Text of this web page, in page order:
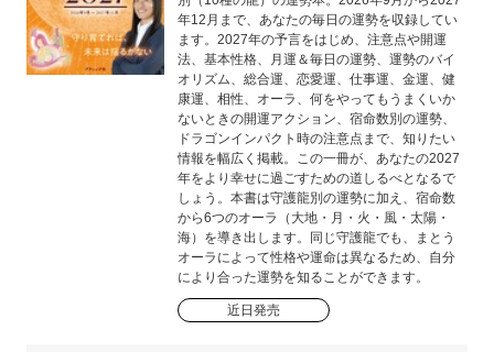
年12月まで、あなたの毎日の運勢を収録してい
ます。2027年の予言をはじめ、注意点や開運
法、基本性格、月運＆毎日の運勢、運勢のバイ
オリズム、総合運、恋愛運、仕事運、金運、健
康運、相性、オーラ、何をやってもうまくいか
ないときの開運アクション、宿命数別の運勢、
ドラゴンインパクト時の注意点まで、知りたい
情報を幅広く掲載。この一冊が、あなたの2027
年をより幸せに過ごすための道しるべとなるで
しょう。本書は守護龍別の運勢に加え、宿命数
から6つのオーラ（大地・月・火・風・太陽・
海）を導き出します。同じ守護龍でも、まとう
オーラによって性格や運命は異なるため、自分
により合った運勢を知ることができます。
近日発売